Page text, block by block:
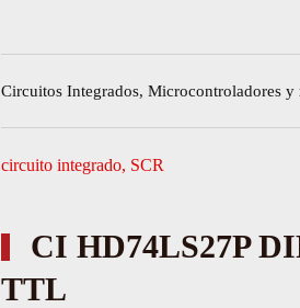
Circuitos Integrados, Microcontroladores y
circuito integrado, SCR
CI HD74LS27P
TTL